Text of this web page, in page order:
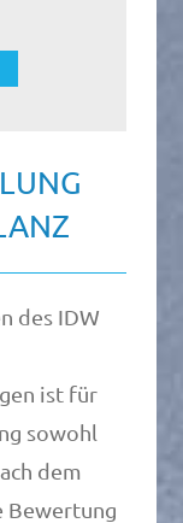
des IDW
ist für
sowohl
dem
Bewertung